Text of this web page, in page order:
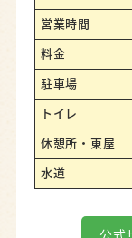
営業時間
料金
駐車場
トイレ
休憩所・東屋
水道
公式